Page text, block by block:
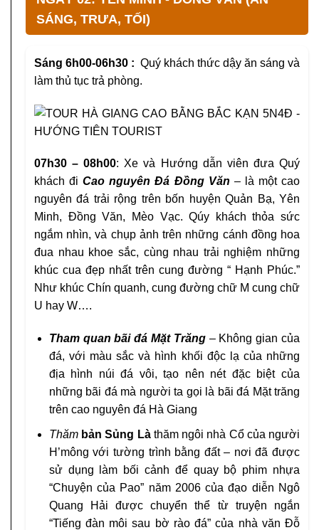
SÁNG, TRƯA, TỐI)
Sáng 6h00-06h30 : Quý khách thức dậy ăn sáng và
làm thủ tục trả phòng.
07h30 – 08h00: Xe và Hướng dẫn viên đưa Quý
khách điCao nguyên Đá Đồng Văn – là một cao
nguyên đá trải rộng trên bốn huyện Quản Bạ, Yên
Minh, Đồng Văn, Mèo Vạc. Qúy khách thỏa sức
ngắm nhìn, và chụp ảnh trên những cánh đồng hoa
đua nhau khoe sắc, cùng nhau trải nghiệm những
khúc cua đẹp nhất trên cung đường “ Hạnh Phúc.”
Như khúc Chín quanh, cung đường chữ M cung chữ
U hay W….
Tham quan bãi đá Mặt Trăng– Không gian của
đá, với màu sắc và hình khối độc lạ của những
địa hình núi đá vôi, tạo nên nét đặc biệt của
những bãi đá mà người ta gọi là bãi đá Mặt trăng
trên cao nguyên đá Hà Giang
Thăm bản Sủng Làthăm ngôi nhà Cổ của người
H’mông với tường trình bằng đất – nơi đã được
sử dụng làm bối cảnh để quay bộ phim nhựa
“Chuyện của Pao” năm 2006 của đạo diễn Ngô
Quang Hải được chuyển thể từ truyện ngắn
“Tiếng đàn môi sau bờ rào đá” của nhà văn Đỗ